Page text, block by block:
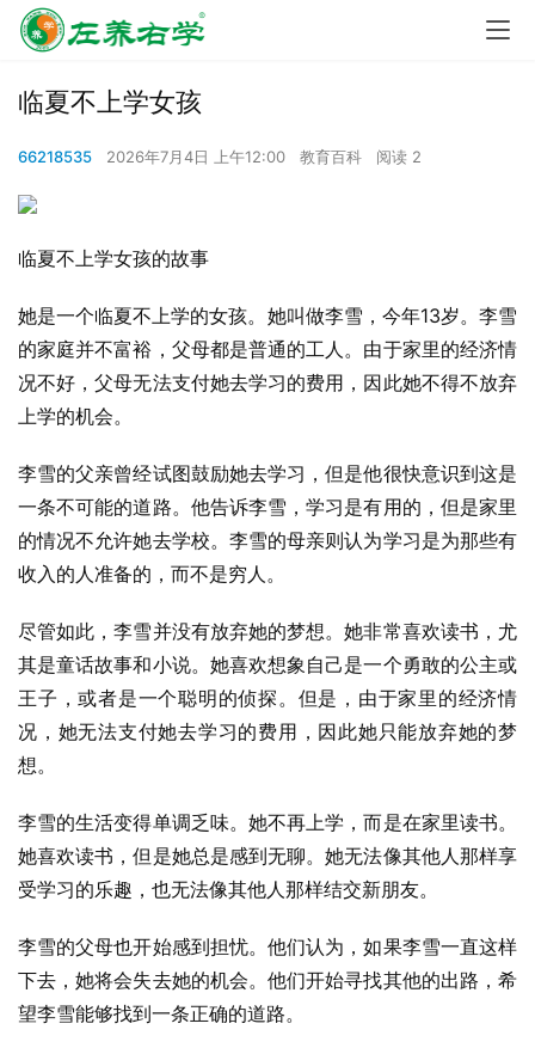
临夏不上学女孩
66218535 2026年7月4日 上午12:00 教育百科 阅读 2
临夏不上学女孩的故事
她是一个临夏不上学的女孩。她叫做李雪，今年13岁。李雪
的家庭并不富裕，父母都是普通的工人。由于家里的经济情
况不好，父母无法支付她去学习的费用，因此她不得不放弃
上学的机会。
李雪的父亲曾经试图鼓励她去学习，但是他很快意识到这是
一条不可能的道路。他告诉李雪，学习是有用的，但是家里
的情况不允许她去学校。李雪的母亲则认为学习是为那些有
收入的人准备的，而不是穷人。
尽管如此，李雪并没有放弃她的梦想。她非常喜欢读书，尤
其是童话故事和小说。她喜欢想象自己是一个勇敢的公主或
王子，或者是一个聪明的侦探。但是，由于家里的经济情
况，她无法支付她去学习的费用，因此她只能放弃她的梦
想。
李雪的生活变得单调乏味。她不再上学，而是在家里读书。
她喜欢读书，但是她总是感到无聊。她无法像其他人那样享
受学习的乐趣，也无法像其他人那样结交新朋友。
李雪的父母也开始感到担忧。他们认为，如果李雪一直这样
下去，她将会失去她的机会。他们开始寻找其他的出路，希
望李雪能够找到一条正确的道路。